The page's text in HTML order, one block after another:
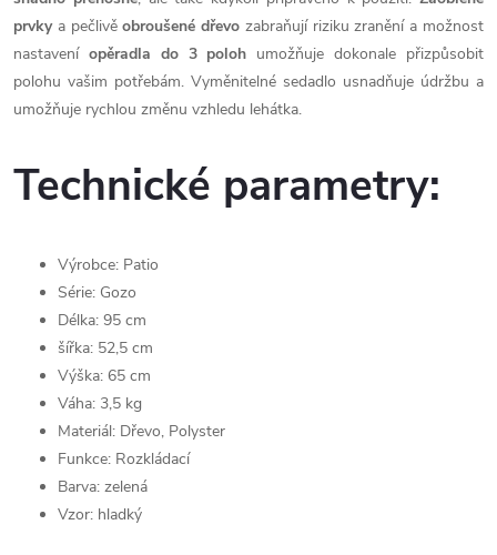
prvkya pečlivěobroušené dřevo zabraňují riziku zranění a možnost
nastavení opěradla do 3 poloh umožňuje dokonale přizpůsobit
polohu vašim potřebám. Vyměnitelné sedadlo usnadňuje údržbu a
umožňuje rychlou změnu vzhledu lehátka.
Technické parametry:
Výrobce: Patio
Série: Gozo
Délka: 95 cm
šířka: 52,5 cm
Výška: 65 cm
Váha: 3,5 kg
Materiál: Dřevo, Polyster
Funkce: Rozkládací
Barva: zelená
Vzor: hladký